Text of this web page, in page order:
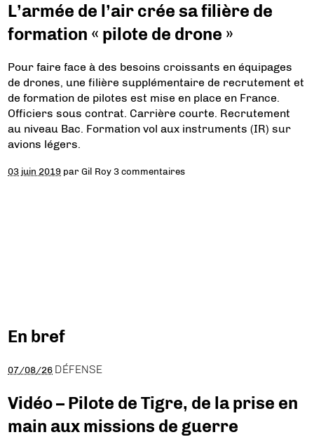
L’armée de l’air crée sa filière de
formation « pilote de drone »
Pour faire face à des besoins croissants en équipages
de drones, une filière supplémentaire de recrutement et
de formation de pilotes est mise en place en France.
Officiers sous contrat. Carrière courte. Recrutement
au niveau Bac. Formation vol aux instruments (IR) sur
avions légers.
03 juin 2019 parGil Roy 3 commentaires
En bref
07/08/26 DÉFENSE
Vidéo – Pilote de Tigre, de la prise en
main aux missions de guerre